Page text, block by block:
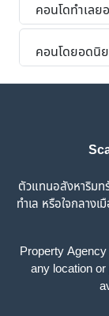
คอนโดทำเล
คอนโดยอดนิ
ตัวแทนอสังหาริมท
ทำเล หรือใจกลาง
Property
any location